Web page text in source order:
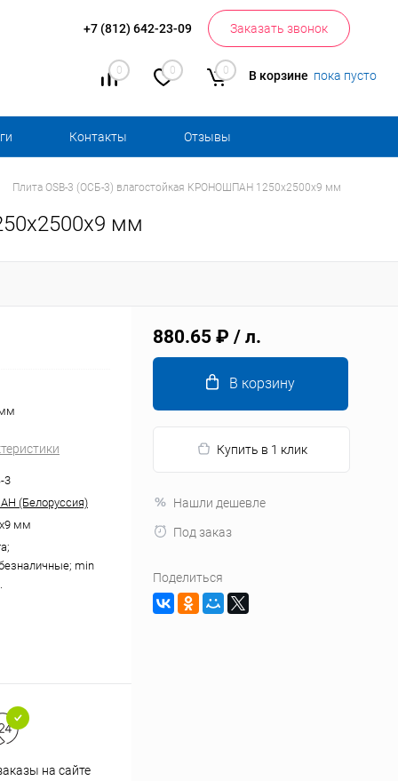
+7 (812) 642-23-09 Заказать звонок
0 0 0 В корзине пока пусто
Контакты Отзывы
Плита OSB-3 (ОСБ-3) влагостойкая КРОНОШПАН 1250х2500х9 мм
мм
3
(Белоруссия)
мм
min
на сайте
880.65 ₽ / л.
В корзину
Купить в 1 клик
Нашли дешевле
Под заказ
Поделиться